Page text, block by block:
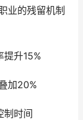
业的残留机制
提升15%
加20%
制时间